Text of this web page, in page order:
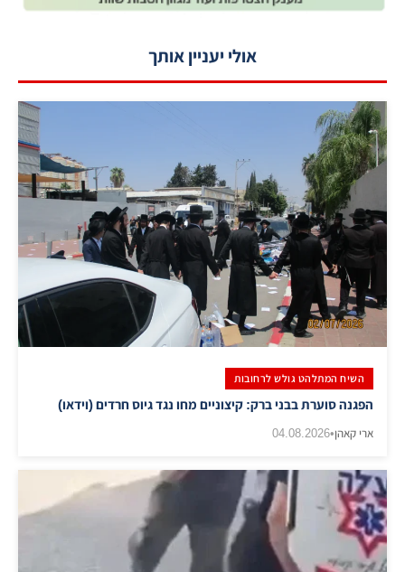
אולי יעניין אותך
השיח המתלהט גולש לרחובות
הפגנה סוערת בבני ברק: קיצוניים מחו נגד גיוס חרדים (וידאו)
ארי קאהן•
04.08.2026